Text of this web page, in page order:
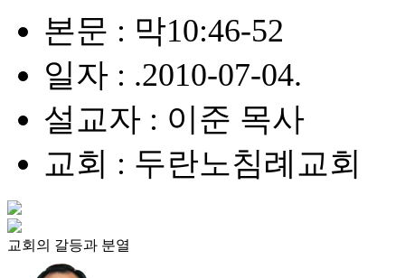
본문 : 막10:46-52
일자 : .2010-07-04.
설교자 : 이준 목사
교회 : 두란노침례교회
교회의 갈등과 분열